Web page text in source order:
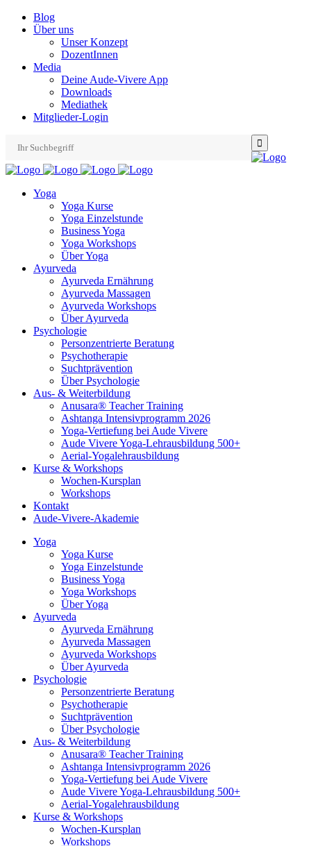
Blog
Über uns
Unser Konzept
DozentInnen
Media
Deine Aude-Vivere App
Downloads
Mediathek
Mitglieder-Login
Search
for:
Yoga
Yoga Kurse
Yoga Einzelstunde
Business Yoga
Yoga Workshops
Über Yoga
Ayurveda
Ayurveda Ernährung
Ayurveda Massagen
Ayurveda Workshops
Über Ayurveda
Psychologie
Personzentrierte Beratung
Psychotherapie
Suchtprävention
Über Psychologie
Aus- & Weiterbildung
Anusara® Teacher Training
Ashtanga Intensivprogramm 2026
Yoga-Vertiefung bei Aude Vivere
Aude Vivere Yoga-Lehrausbildung 500+
Aerial-Yogalehrausbildung
Kurse & Workshops
Wochen-Kursplan
Workshops
Kontakt
Aude-Vivere-Akademie
Yoga
Yoga Kurse
Yoga Einzelstunde
Business Yoga
Yoga Workshops
Über Yoga
Ayurveda
Ayurveda Ernährung
Ayurveda Massagen
Ayurveda Workshops
Über Ayurveda
Psychologie
Personzentrierte Beratung
Psychotherapie
Suchtprävention
Über Psychologie
Aus- & Weiterbildung
Anusara® Teacher Training
Ashtanga Intensivprogramm 2026
Yoga-Vertiefung bei Aude Vivere
Aude Vivere Yoga-Lehrausbildung 500+
Aerial-Yogalehrausbildung
Kurse & Workshops
Wochen-Kursplan
Workshops